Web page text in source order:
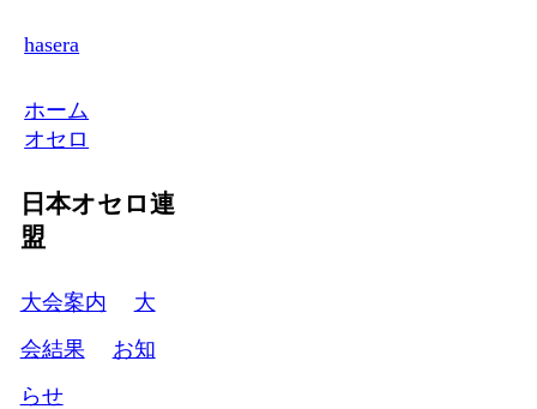
hasera
ホーム
オセロ
日本オセロ連
盟
大会案内
大
会結果
お知
らせ